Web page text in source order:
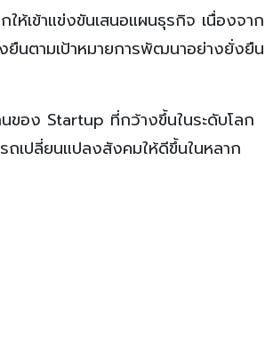
เข้าแข่งขันเสนอแผนธุรกิจ เนื่องจาก
ยืนตามเป้าหมายการพัฒนาอย่างยั่งยืน
ของ Startup ที่กว้างขึ้นในระดับโลก
เปลี่ยนแปลงสังคมให้ดีขึ้นในหลาก